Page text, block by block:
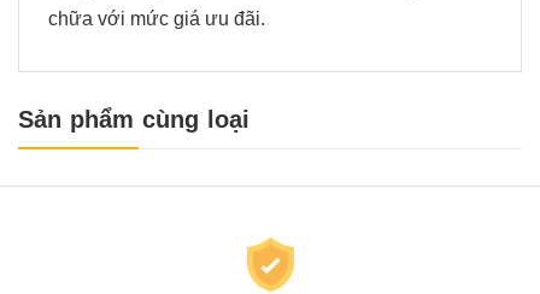
chữa với mức giá ưu đãi.
Sản phẩm cùng loại